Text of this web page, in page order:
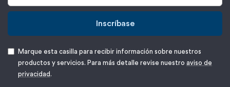
Inscríbase
Marque esta casilla para recibir información sobre nuestros
productos y servicios. Para más detalle revise nuestro aviso de
privacidad .